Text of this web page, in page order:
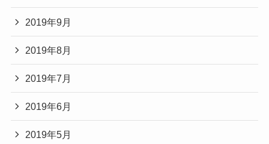
2019年9月
2019年8月
2019年7月
2019年6月
2019年5月